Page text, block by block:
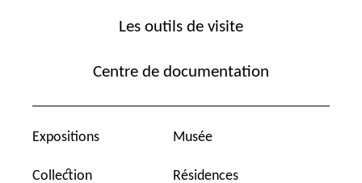
Les outils de visite
Centre de documentation
Expositions
Collection
Musée
Résidences